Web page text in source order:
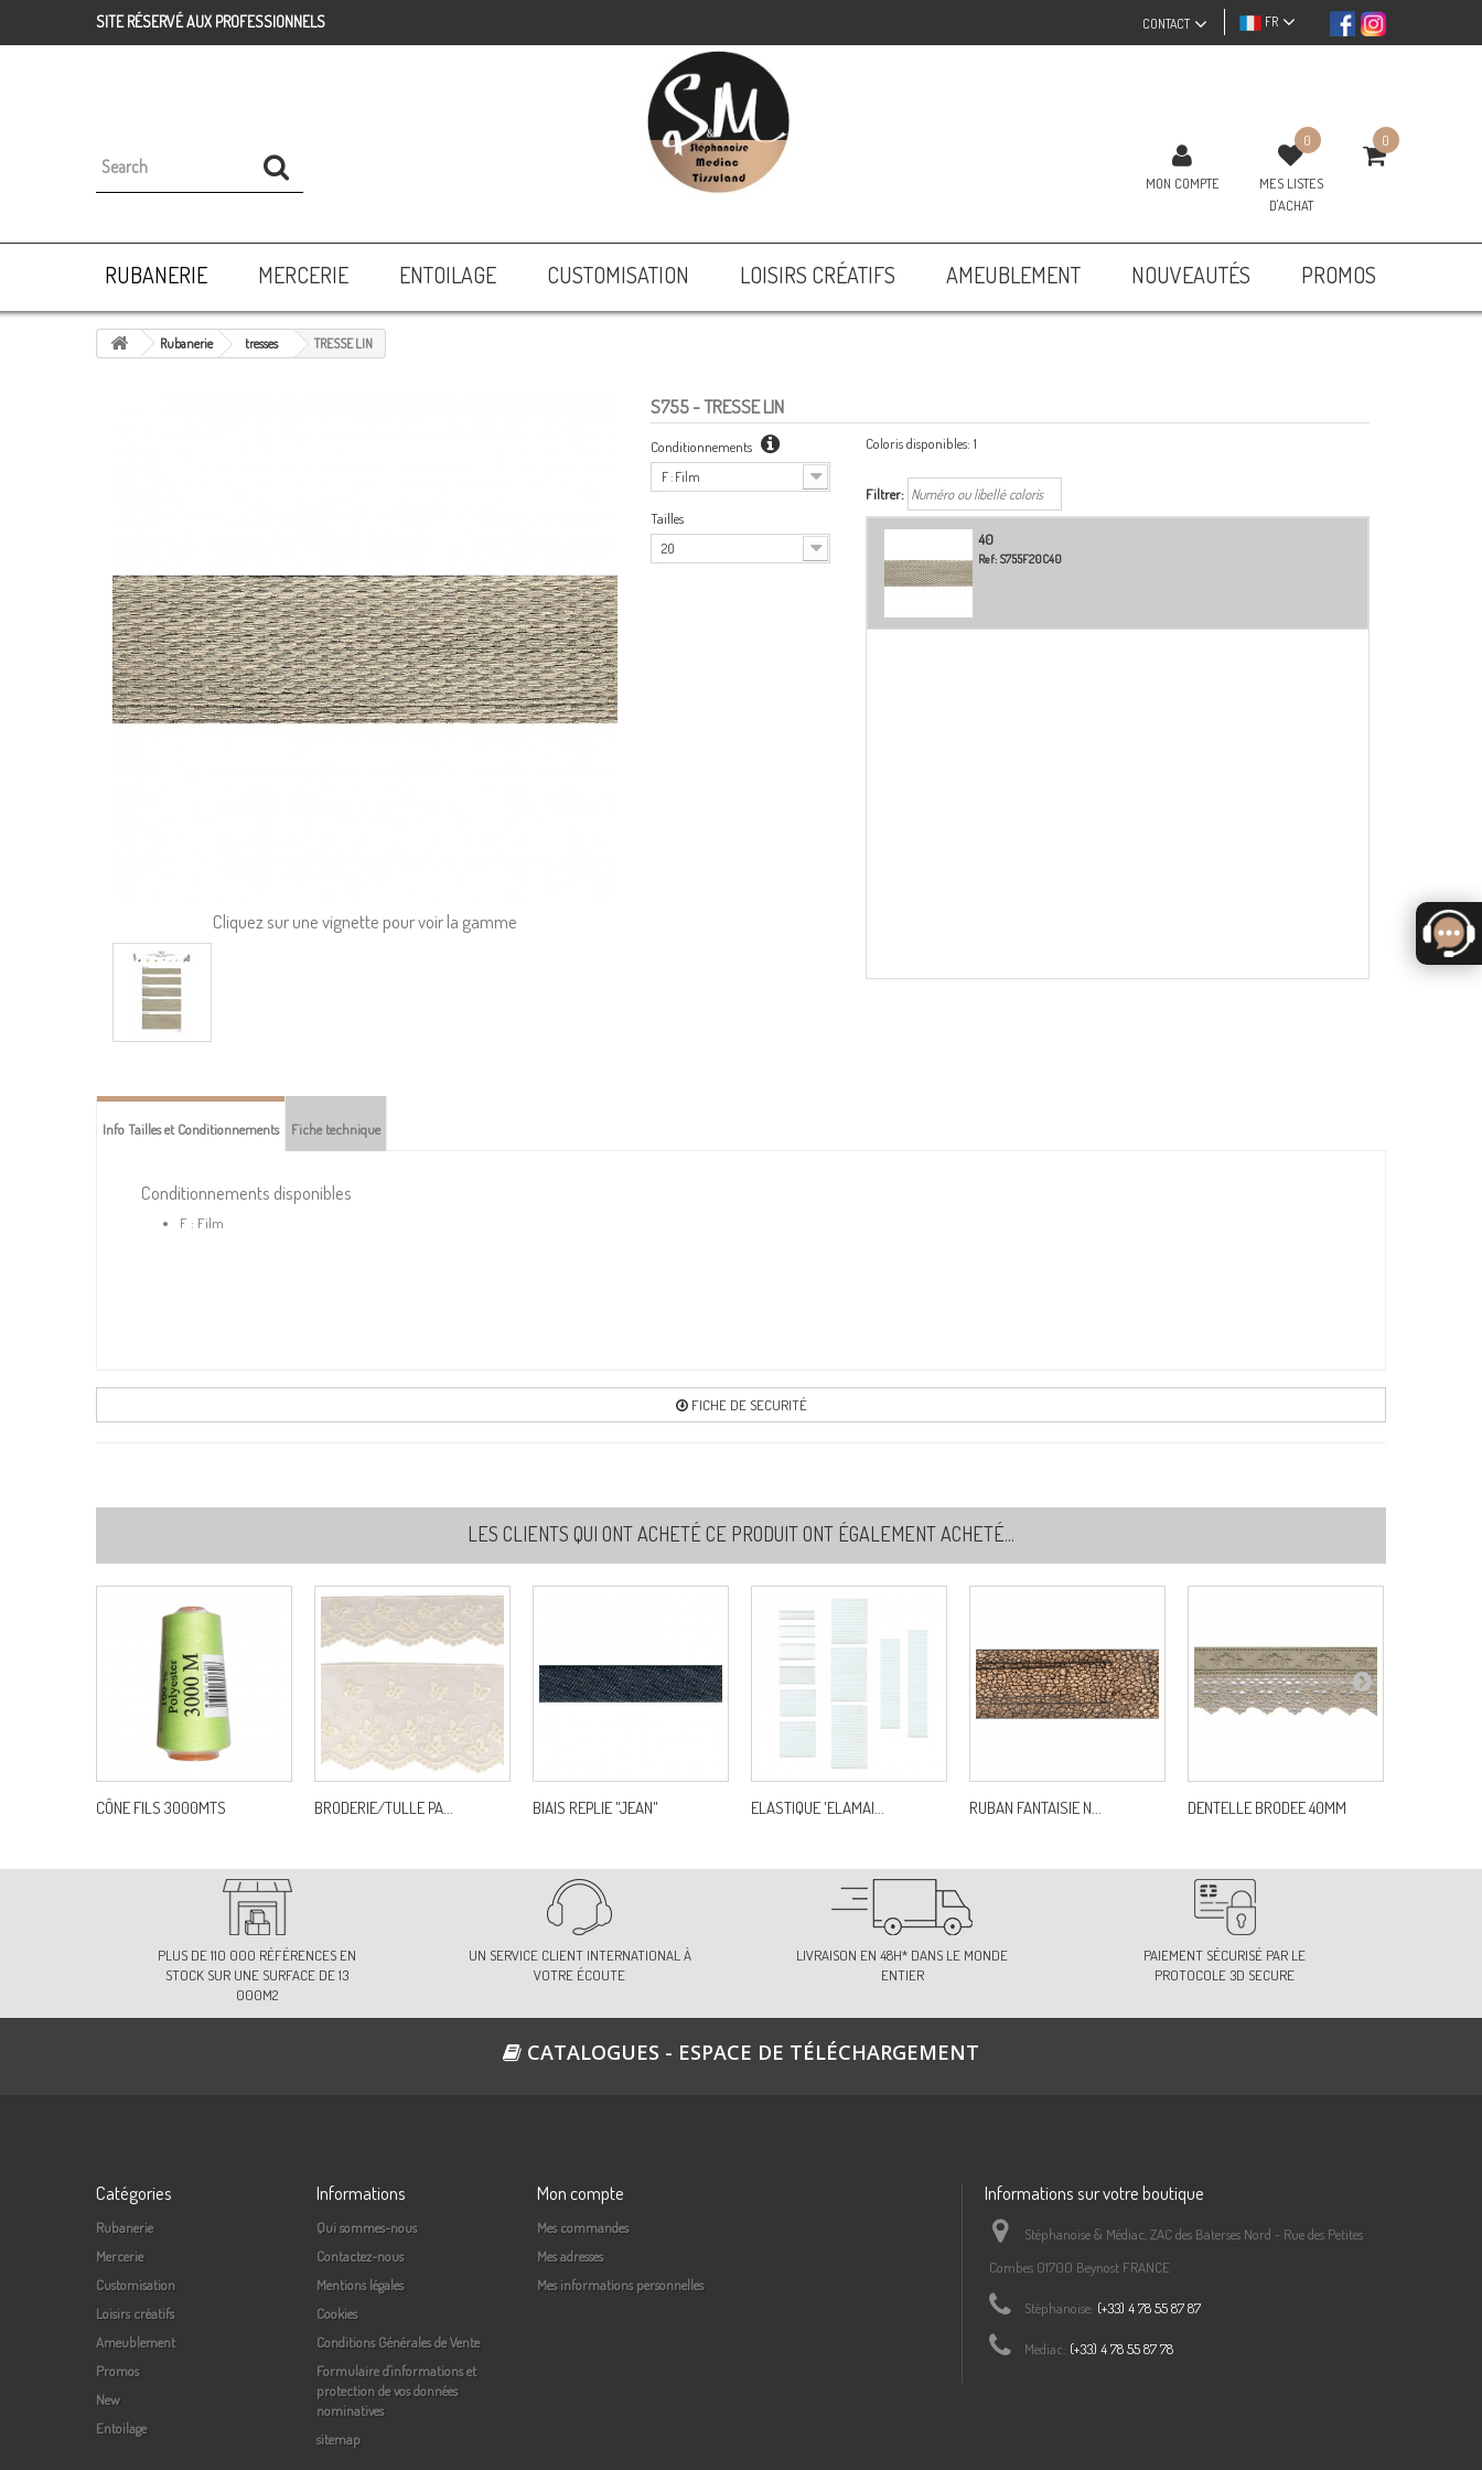
SITE RÉSERVÉ AUX PROFESSIONNELS FR
CONTACT
MON COMPTE
0
MES LISTES
D'ACHAT
0
RUBANERIE MERCERIE ENTOILAGE CUSTOMISATION LOISIRS CRÉATIFS AMEUBLEMENT NOUVEAUTÉS PROMOS
Rubanerie tresses TRESSE LIN
Cliquez sur une vignette pour voir la gamme
S755- TRESSE LIN
Conditionnements
F : Film
Tailles
20
Coloris disponibles: 1
Filtrer:
40
Ref: S755F20C40
Info Tailles et Conditionnements Fiche technique
Conditionnements disponibles
F : Film
FICHE DE SECURITÉ
LES CLIENTS QUI ONT ACHETÉ CE PRODUIT ONT ÉGALEMENT ACHETÉ...
CÔNE FILS 3000MTS BRODERIE/TULLE PA... BIAIS REPLIE "JEAN" ELASTIQUE 'ELAMAI... RUBAN FANTAISIE N... DENTELLE BRODEE 40MM
PLUS DE 110 000 RÉFÉRENCES EN
STOCK SUR UNE SURFACE DE 13
000M2
UN SERVICE CLIENT INTERNATIONAL À
VOTRE ÉCOUTE
LIVRAISON EN 48H* DANS LE MONDE
ENTIER
PAIEMENT SÉCURISÉ PAR LE
PROTOCOLE 3D SECURE
CATALOGUES - ESPACE DE TÉLÉCHARGEMENT
Catégories
Rubanerie
Mercerie
Customisation
Loisirs créatifs
Ameublement
Promos
New
Entoilage
Informations
Qui sommes-nous
Contactez-nous
Mentions légales
Cookies
Conditions Générales de Vente
Formulaire d'informations et
protection de vos données
nominatives
sitemap
Mon compte
Mes commandes
Mes adresses
Mes informations personnelles
Informations sur votre boutique
Stéphanoise & Médiac, ZAC des Baterses Nord - Rue des Petites
Combes 01700 Beynost FRANCE
Stéphanoise: (+33) 4 78 55 87 87
Mediac: (+33) 4 78 55 87 78